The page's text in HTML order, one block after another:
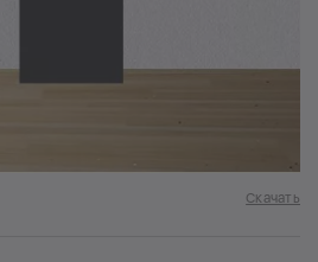
Скачать